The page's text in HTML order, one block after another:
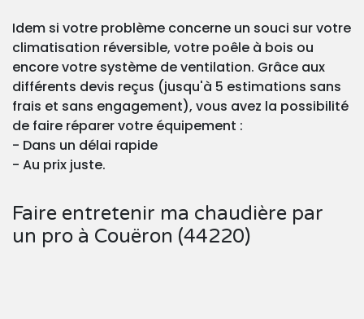
Idem si votre problème concerne un souci sur votre
climatisation réversible, votre poêle à bois ou
encore votre système de ventilation. Grâce aux
différents devis reçus (jusqu'à 5 estimations sans
frais et sans engagement), vous avez la possibilité
de faire réparer votre équipement :
- Dans un délai rapide
- Au prix juste.
Faire entretenir ma chaudière par
un pro à Couëron (44220)